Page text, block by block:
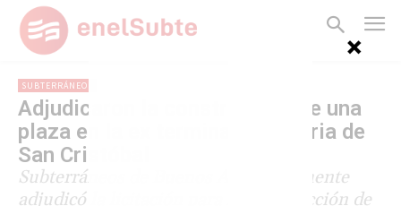
SUBTERRÁNEOS
Adjudicaron la construcción de una
plaza en la ex terminal tranviaria de
San Cristóbal
Subterráneos de Buenos Aires finalmente
adjudicó la licitación para la construcción de